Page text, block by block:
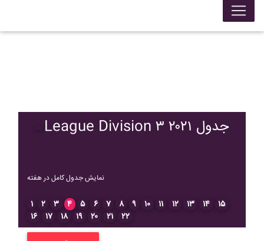
League Division ۳ ۲۰۲۱ جدول
نمایش جدول کامل در هفته
۱ ۲ ۳ ۴ ۵ ۶ ۷ ۸ ۹ ۱۰ ۱۱ ۱۲ ۱۳ ۱۴
۱۵
۱۶
۱۷ ۱۸ ۱۹ ۲۰ ۲۱ ۲۲